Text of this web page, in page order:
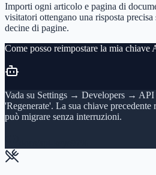
Importi ogni articolo e pagina di
visitatori ottengano una risposta precisa
decine di pagine.
Come posso reimpostare la mia chiave
Vada su Settings → Developers → API
'Regenerate'. La sua chiave
può migrare senza interruzioni.